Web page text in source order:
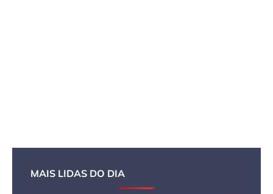
MAIS LIDAS DO DIA